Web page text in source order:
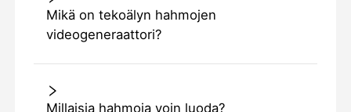
Mikä on tekoälyn hahmojen
videogeneraattori?
Millaisia hahmoja voin luoda?